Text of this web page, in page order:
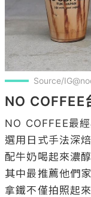
Source/
NO COFFEE
NO COFFEE最
選用日式手法深
配牛奶喝起來濃
其中最推薦他們
拿鐵不僅拍照起